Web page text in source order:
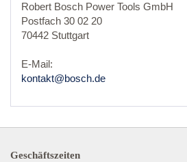
Robert Bosch Power Tools GmbH
Postfach 30 02 20
70442 Stuttgart
E-Mail:
kontakt@bosch.de
Geschäftszeiten